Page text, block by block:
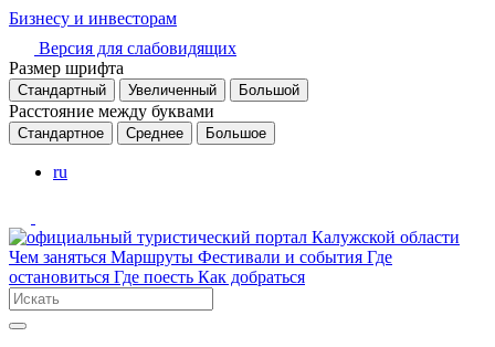
Бизнесу и инвесторам
Версия для слабовидящих
Размер шрифта
Стандартный Увеличенный Большой
Расстояние между буквами
Стандартное Среднее Большое
ru
Чем заняться Маршруты Фестивали и события Где
остановиться Где поесть Как добраться